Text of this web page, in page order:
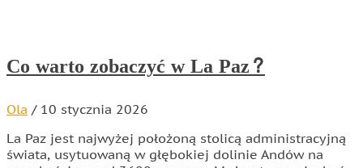
Co warto zobaczyć w La Paz?
Ola / 10 stycznia 2026
La Paz jest najwyżej położoną stolicą administracyjną
świata, usytuowaną w głębokiej dolinie Andów na